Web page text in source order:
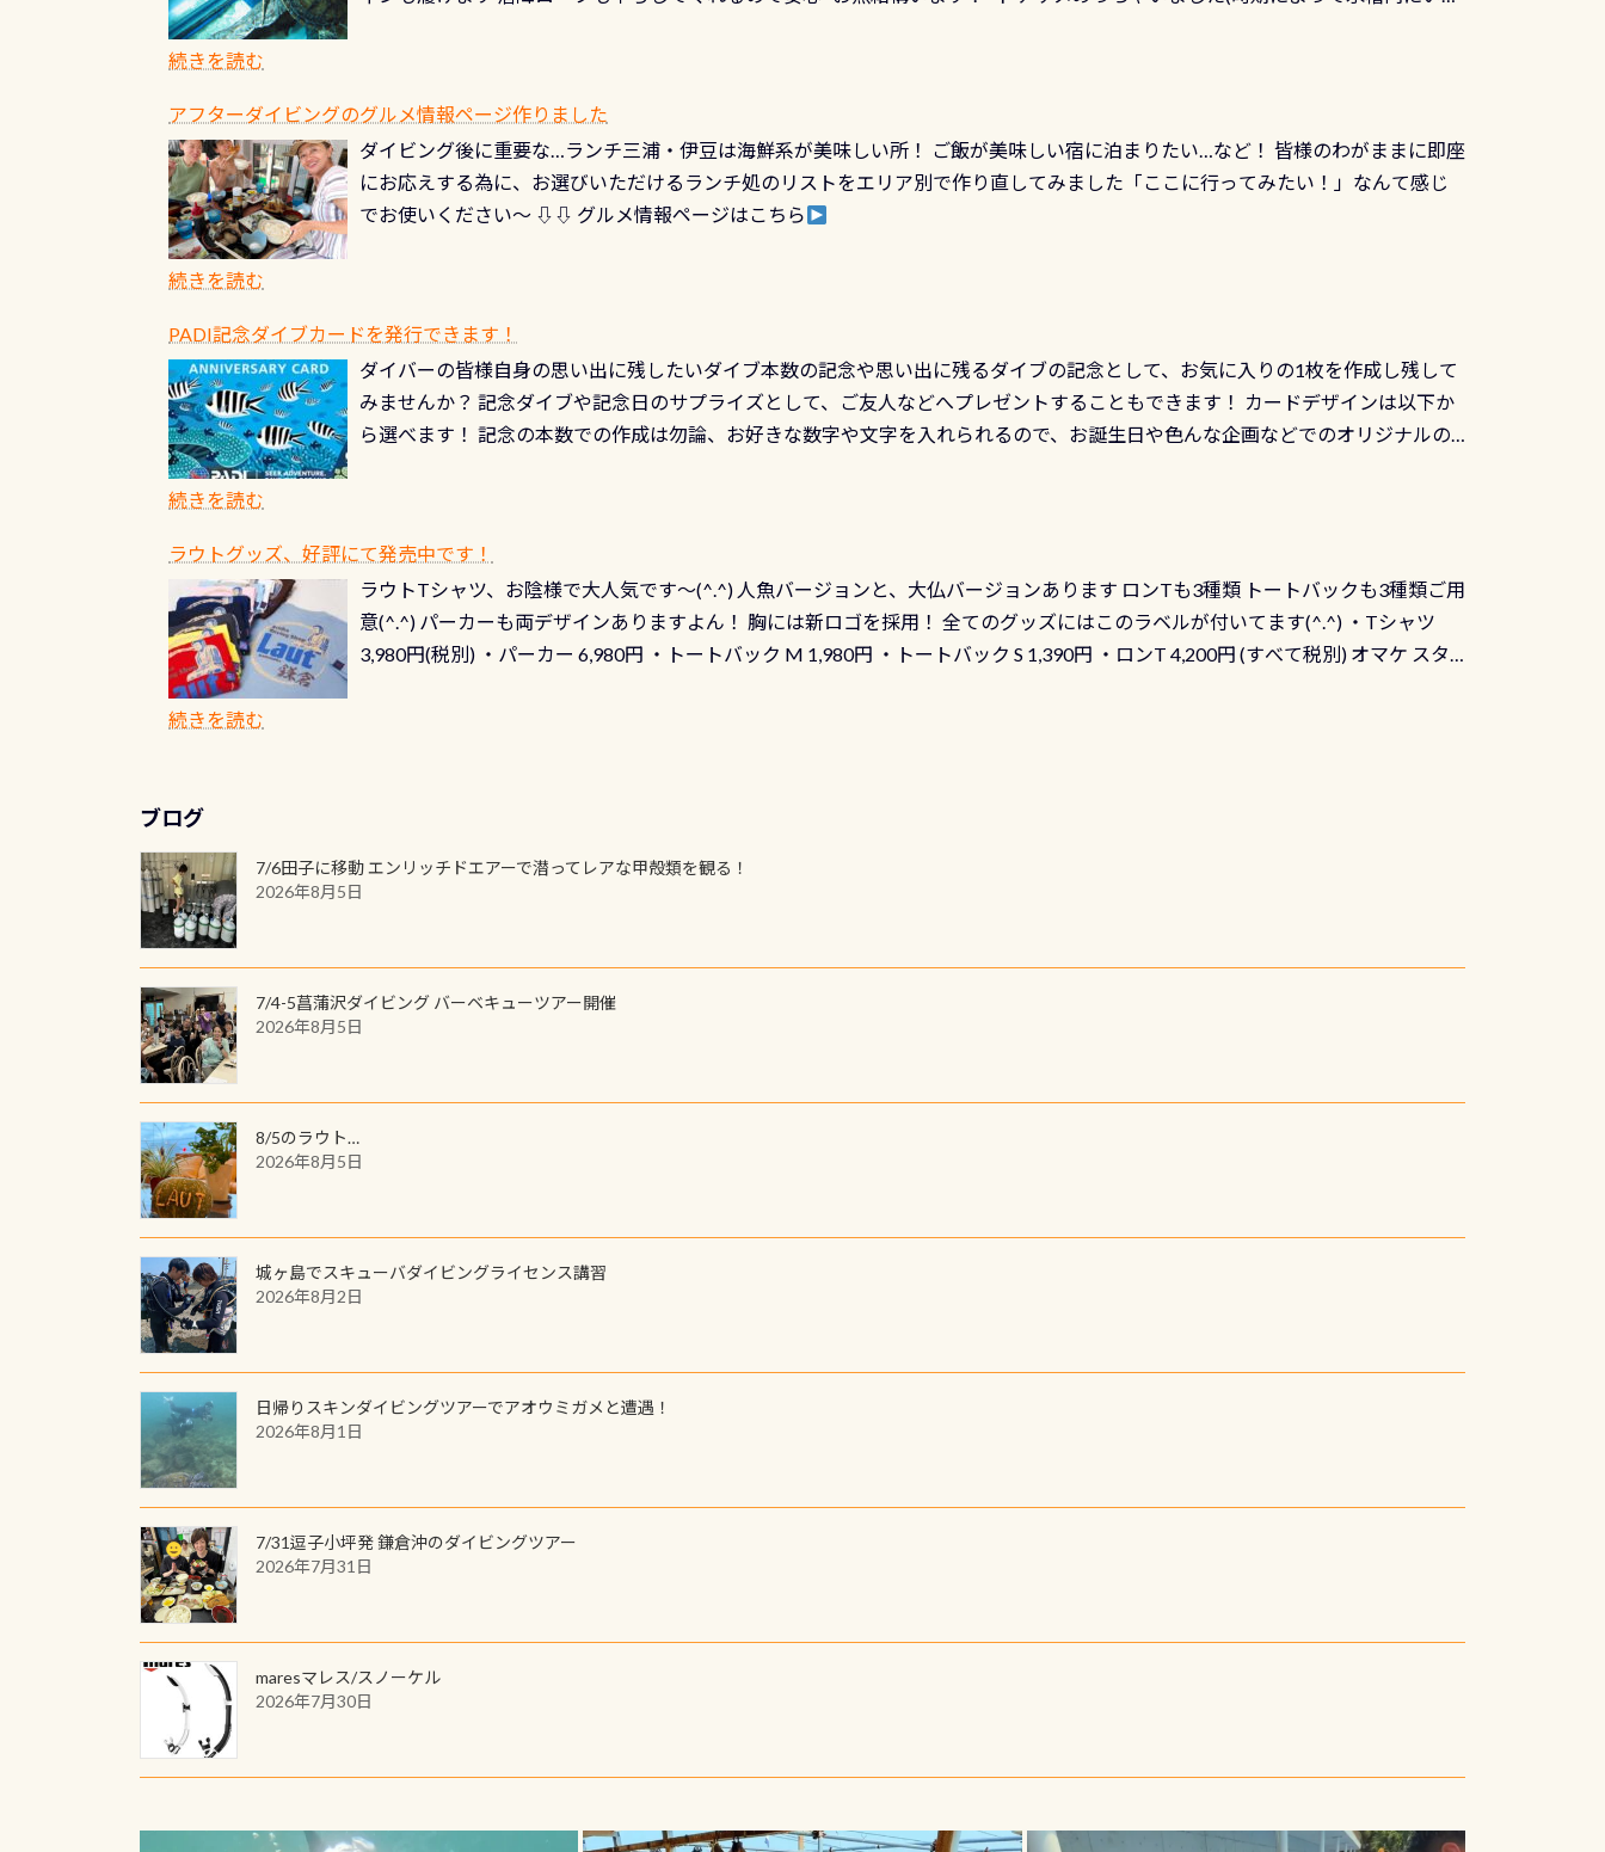
すが、ここ長良川ではかなりの確立で見ることが出来ます特別天然記念物と言えば他には「 続きを読む
も、ワクワクが続く60周年限定企画です。コースを修了されたら、ぜひ参加してみてくださいね 毎月60名様、年間720名様に
PADIグッズが当たるチャンス 受講したPADIダイブセンター／リゾートが用意したオリジナル景品が当たることも！ PADIデジタ
ルくじに参加する
楽しみ頂けます 反対側の窓からも見ることが出来るので、付き添いの方とも記念撮影も出来ますよ スキンダイビングでも参加
できます！ かなり楽しめます是非ご参加ください！ 写真撮影の練習や、4時間たっぷり利用出来るので、普通に中性浮力の練習
にもなりますヨ 料金等、詳しくは 詳細はこちら
続きを読む
アフターダイビングのグルメ情報ページ作りました
ダイビング後に重要な…ランチ三浦・伊豆は海鮮系が美味しい所！ ご飯が美味しい宿に泊まりたい…など！ 皆様のわがままに即座
にお応えする為に、お選びいただけるランチ処のリストをエリア別で作り直してみました「ここに行ってみたい！」なんて感じ
でお使いください～ ⇩⇩ グルメ情報ページはこちら
続きを読む
PADI記念ダイブカードを発行できます！
ダイバーの皆様自身の思い出に残したいダイブ本数の記念や思い出に残るダイブの記念として、お気に入りの1枚を作成し残して
みませんか？ 記念ダイブや記念日のサプライズとして、ご友人などへプレゼントすることもできます！ カードデザインは以下か
ら選べます！ 記念の本数での作成は勿論、お好きな数字や文字を入れられるので、お誕生日や色んな企画などでのオリジナルの
続きを読む
ラウトグッズ、好評にて発売中です！
ラウトTシャツ、お陰様で大人気です～(^.^) 人魚バージョンと、大仏バージョンあります ロンTも3種類 トートバックも3種類ご用
意(^.^) パーカーも両デザインありますよん！ 胸には新ロゴを採用！ 全てのグッズにはこのラベルが付いてます(^.^) ・Tシャツ
3,980円(税別) ・パーカー 6,980円 ・トートバック M 1,980円 ・トートバック S 1,390円 ・ロンT 4,200円 (すべて税別) オマケ スタ
続きを読む
ブログ
7/6田子に移動 エンリッチドエアーで潜ってレアな甲殻類を観る！
2026年8月5日
7/4-5菖蒲沢ダイビング バーベキューツアー開催
2026年8月5日
8/5のラウト…
2026年8月5日
城ヶ島でスキューバダイビングライセンス講習
2026年8月2日
日帰りスキンダイビングツアーでアオウミガメと遭遇！
2026年8月1日
7/31逗子小坪発 鎌倉沖のダイビングツアー
2026年7月31日
maresマレス/スノーケル
2026年7月30日